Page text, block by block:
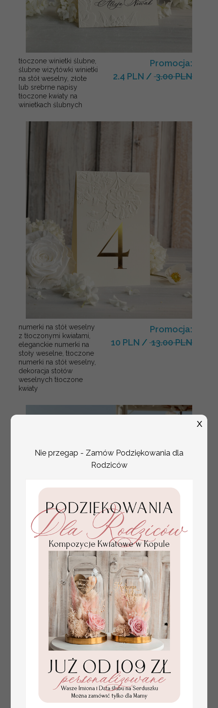
tłoczone winietki ślubne,
ślubne wizytówki winietki
na stół weselny, złote
lub srebrne napisy
tłoczone kwiaty na
winietkach ślubnych
Promocja:
2.4 PLN / 3.00 PLN
numerki na stół weselny
z tłoczonymi kwiatami,
eleganckie numerki na
stoły weselne, tłoczone
numerki na stół weselny,
dekoracja stołów
weselnych tłoczone
kwiaty
Promocja:
10 PLN / 13.00 PLN
usadzenie gości na
weselu, tablica
informacyjna dla
gości weselnych,
plan stołów na
weselu ze zdjęciem
Pary Młodej, plan
usadzenia gości
Promocja:
100 PLN/125.00 PLN
Nie przegap - Zamów Podziękowania dla
Rodziców
X